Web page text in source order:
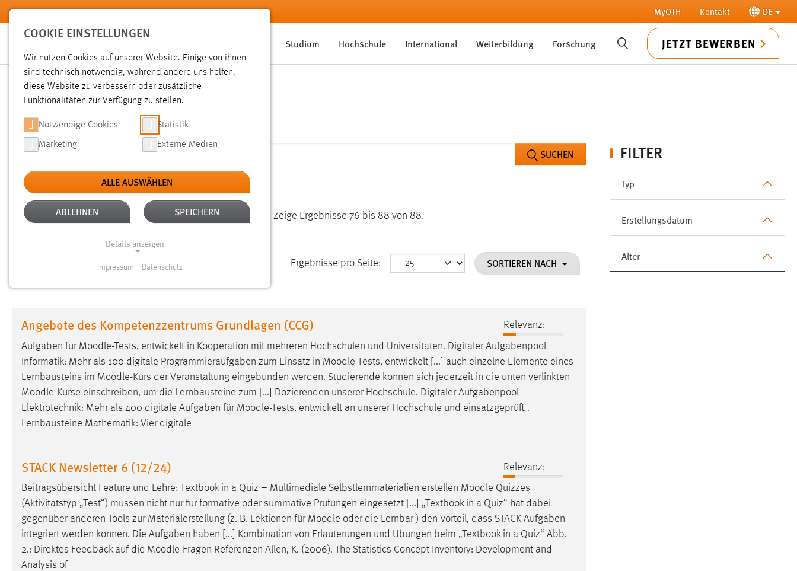
Zum Hauptinhalt springen MyOTH Kontakt DE
Studium Hochschule International Weiterbildung Forschung SUCHE JETZT BEWERBEN
SUCHE
FILTER
Typ
Erstellungsdatum
Alter
SUCHEN
Aktive Filter: TYP: SEITEN ALLE FILTER ENTFERNEN
Gesucht nach "moodle". Es wurden 88 Ergebnisse gefunden. Zeige Ergebnisse 76 bis 88 von 88.
Ergebnisse pro Seite: SORTIEREN NACH
Angebote des Kompetenzzentrums Grundlagen (CCG)
Relevanz:
Aufgaben für Moodle-Tests, entwickelt in Kooperation mit mehreren Hochschulen und Universitäten. Digitaler Aufgabenpool
Informatik: Mehr als 100 digitale Programmieraufgaben zum Einsatz in Moodle-Tests, entwickelt [...] auch einzelne Elemente eines
Lernbausteins im Moodle-Kurs der Veranstaltung eingebunden werden. Studierende können sich jederzeit in die unten verlinkten
Moodle-Kurse einschreiben, um die Lernbausteine zum [...] Dozierenden unserer Hochschule. Digitaler Aufgabenpool
Elektrotechnik: Mehr als 400 digitale Aufgaben für Moodle-Tests, entwickelt an unserer Hochschule und einsatzgeprüft .
Lernbausteine Mathematik: Vier digitale
STACK Newsletter 6 (12/24)
Relevanz:
Beitragsübersicht Feature und Lehre: Textbook in a Quiz – Multimediale Selbstlernmaterialien erstellen Moodle Quizzes
(Aktivitätstyp „Test“) müssen nicht nur für formative oder summative Prüfungen eingesetzt [...] „Textbook in a Quiz“ hat dabei
gegenüber anderen Tools zur Materialerstellung (z. B. Lektionen für Moodle oder die Lernbar ) den Vorteil, dass STACK-Aufgaben
integriert werden können. Die Aufgaben haben [...] Kombination von Erläuterungen und Übungen beim „Textbook in a Quiz“ Abb.
2.: Direktes Feedback auf die Moodle-Fragen Referenzen Allen, K. (2006). The Statistics Concept Inventory: Development and
Analysis of
COOKIE EINSTELLUNGEN
Wir nutzen Cookies auf unserer Website. Einige von ihnen
sind technisch notwendig, während andere uns helfen,
diese Website zu verbessern oder zusätzliche
Funktionalitäten zur Verfügung zu stellen.
Notwendige Cookies Statistik
Marketing Externe Medien
ALLE AUSWÄHLEN
ABLEHNEN SPEICHERN
Details anzeigen
Website erforderlich.
Einverständnis
Name: cookie_consent
ausgewählten Einverständnis-Optionen
des Benutzers
Performance
Name: staticfilecache
Zweck:
Für performante Seitenauslieferung wird
in diesem Cookie gespeichert, ob man
eingeloggt ist.
Impressum Datenschutz